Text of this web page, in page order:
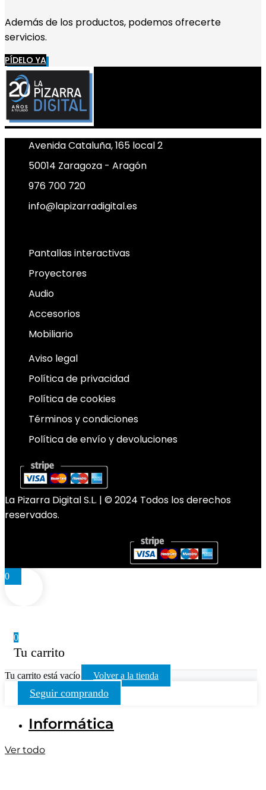
Además de los productos, podemos ofrecerte
servicios.
PÍDELO YA
Avenida Cataluña, 165 local 2
50014 Zaragoza - Aragón
976 700 720
info@lapizarradigital.es
Pantallas interactivas
Proyectores
Audio
Accesorios
Mobiliario
Aviso legal
Política de privacidad
Política de cookies
Términos y condiciones
Política de envío y devoluciones
La Pizarra Digital S.L. | © 2024 Todos los derechos
reservados.
0
0
Tu carrito
Tu carrito está vacío Volver a la tienda
Seguir comprando
Informática
Ver todo